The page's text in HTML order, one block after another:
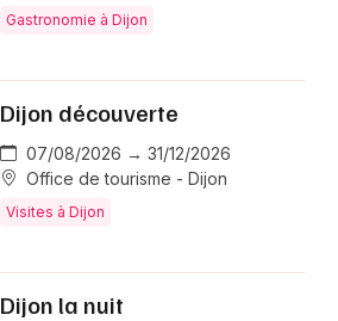
Gastronomie à Dijon
Dijon découverte
07/08/2026 → 31/12/2026
Office de tourisme - Dijon
Visites à Dijon
Dijon la nuit